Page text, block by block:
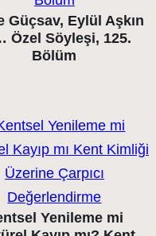
Güçsav, Eylül Aşkın
Özel Söyleşi, 125.
Bölüm
Yenileme mi